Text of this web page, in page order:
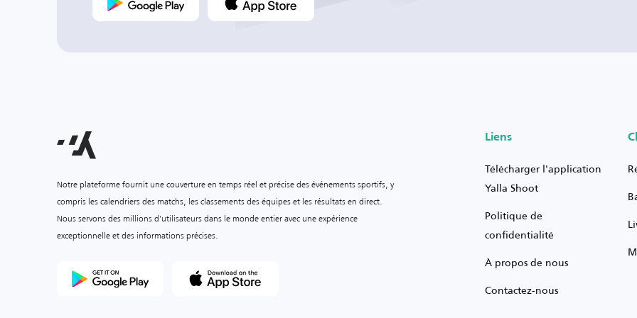
Notre plateforme fournit une couverture en temps réel et précise des événements sportifs, y
compris les calendriers des matchs, les classements des équipes et les résultats en direct.
Nous servons des millions d'utilisateurs dans le monde entier avec une expérience
exceptionnelle et des informations précises.
Liens
Télécharger l'application
Yalla Shoot
Politique de
confidentialité
À propos de nous
Contactez-nous